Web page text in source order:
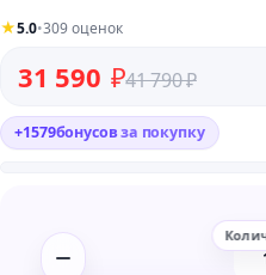
★5.0•309 оценок
41 790₽
Первоначальная цена
31 590 ₽
Текущая цена: 31 590 ₽.
+1579бонусовза покупку